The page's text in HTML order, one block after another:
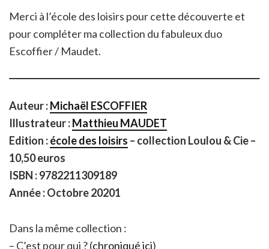
Merci à l’école des loisirs pour cette découverte et
pour compléter ma collection du fabuleux duo
Escoffier / Maudet.
Auteur :Michaël ESCOFFIER
Illustrateur :Matthieu MAUDET
Edition :école des loisirs – collection Loulou & Cie –
10,50 euros
ISBN : 9782211309189
Année : Octobre 20201
Dans la même collection :
– C’est pour qui ? (chroniqué ici)